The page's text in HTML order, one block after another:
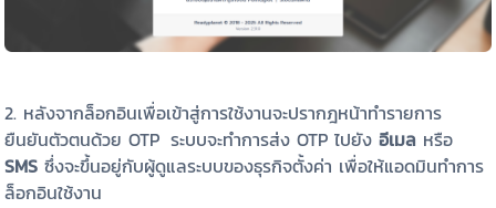
2. หลังจากล็อกอินเพื่อเข้าสู่การใช้งานจะปรากฎหน้าทำรายการ
ยืนยันตัวตนด้วย OTP ระบบจะทำการส่ง OTP ไปยังอีเมล หรือ
SMS ซึ่งจะขึ้นอยู่กับผู้ดูแลระบบของธุรกิจตั้งค่า เพื่อให้แอดมินทำการ
ล็อกอินใช้งาน